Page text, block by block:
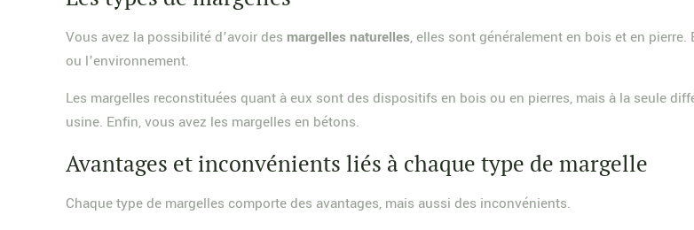
Vous avez la possibilité d’avoir des margelles naturelles, elles sont généralement en bois et en
ou l’environnement.
Les margelles reconstituées quant à eux sont des dispositifs en bois ou en pierres, mais à la seule
usine. Enfin, vous avez les margelles en bétons.
Avantages et inconvénients liés à chaque type de margelle
Chaque type de margelles comporte des avantages, mais aussi des inconvénients.